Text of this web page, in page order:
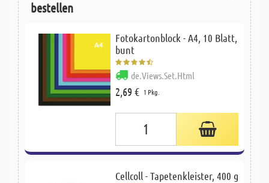
bestellen
Fotokartonblock - A4, 10 Blatt,
bunt
de.Views.Set.Html
2,69 € 1 Pkg.
Cellcoll - Tapetenkleister, 400 g